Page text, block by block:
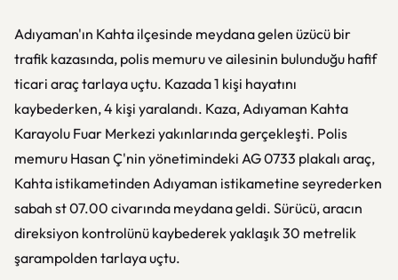
Adıyaman'ın Kahta ilçesinde meydana gelen üzücü bir
trafik kazasında, polis memuru ve ailesinin bulunduğu hafif
ticari araç tarlaya uçtu. Kazada 1 kişi hayatını
kaybederken, 4 kişi yaralandı. Kaza, Adıyaman Kahta
Karayolu Fuar Merkezi yakınlarında gerçekleşti. Polis
memuru Hasan Ç'nin yönetimindeki AG 0733 plakalı araç,
Kahta istikametinden Adıyaman istikametine seyrederken
sabah st 07.00 civarında meydana geldi. Sürücü, aracın
direksiyon kontrolünü kaybederek yaklaşık 30 metrelik
şarampolden tarlaya uçtu.